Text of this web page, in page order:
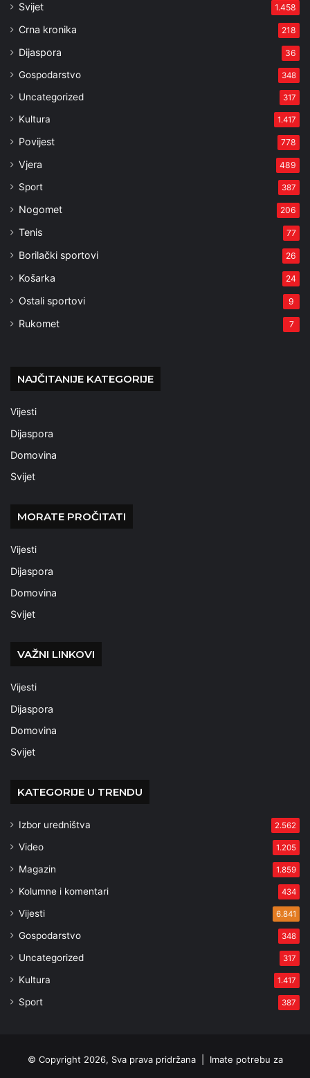
Svijet 1.458
Crna kronika 218
Dijaspora 36
Gospodarstvo 348
Uncategorized 317
Kultura 1.417
Povijest 778
Vjera 489
Sport 387
Nogomet 206
Tenis 77
Borilački sportovi 26
Košarka 24
Ostali sportovi 9
Rukomet 7
NAJČITANIJE KATEGORIJE
Vijesti
Dijaspora
Domovina
Svijet
MORATE PROČITATI
Vijesti
Dijaspora
Domovina
Svijet
VAŽNI LINKOVI
Vijesti
Dijaspora
Domovina
Svijet
KATEGORIJE U TRENDU
Izbor uredništva 2.562
Video 1.205
Magazin 1.859
Kolumne i komentari 434
Vijesti 6.841
Gospodarstvo 348
Uncategorized 317
Kultura 1.417
Sport 387
© Copyright 2026, Sva prava pridržana | Imate potrebu za